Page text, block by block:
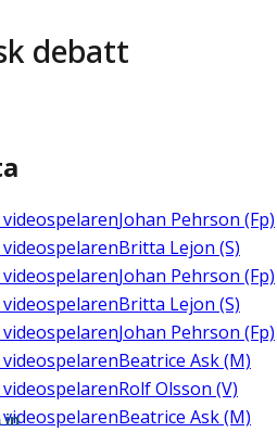
debatt
videospelarenJohan Pehrson (Fp)
videospelarenBritta Lejon (S)
videospelarenJohan Pehrson (Fp)
videospelarenBritta Lejon (S)
videospelarenJohan Pehrson (Fp)
videospelarenBeatrice Ask (M)
videospelarenRolf Olsson (V)
Beatrice Ask (M)
in